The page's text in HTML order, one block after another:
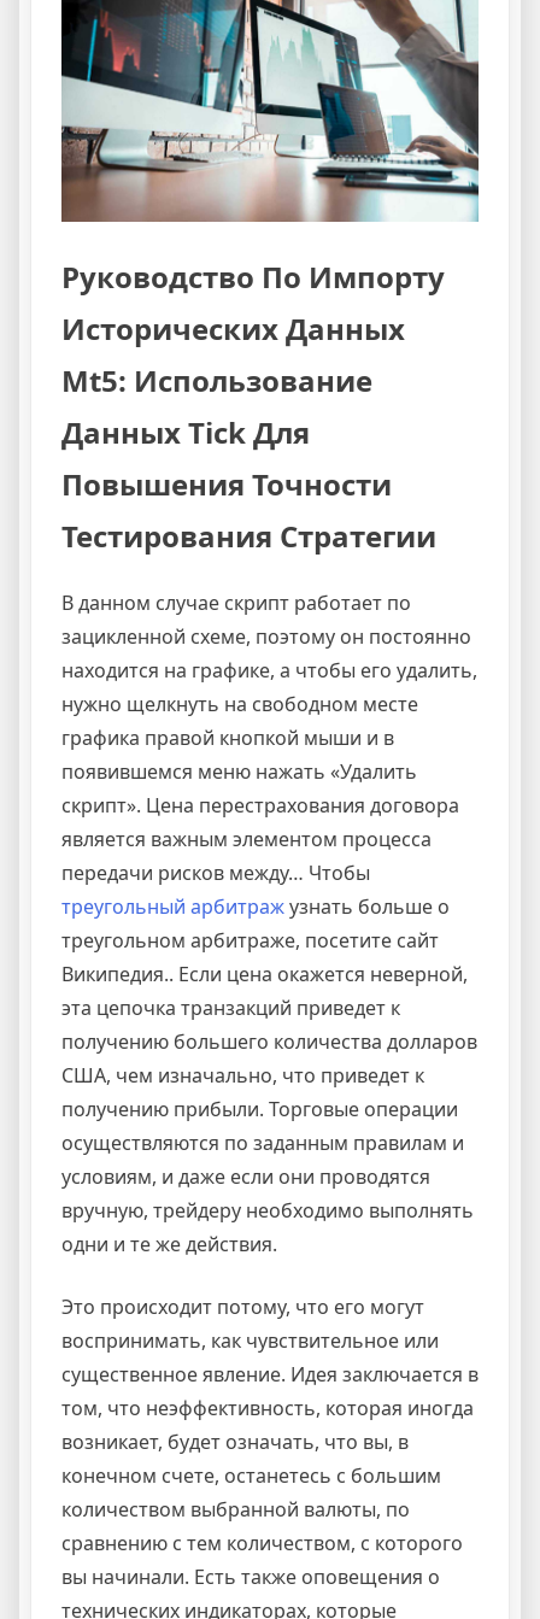
Руководство По Импорту
Исторических Данных
Mt5: Использование
Данных Tick Для
Повышения Точности
Тестирования Стратегии
В данном случае скрипт работает по
зацикленной схеме, поэтому он постоянно
находится на графике, а чтобы его удалить,
нужно щелкнуть на свободном месте
графика правой кнопкой мыши и в
появившемся меню нажать «Удалить
скрипт». Цена перестрахования договора
является важным элементом процесса
передачи рисков между… Чтобы
треугольный арбитражузнать больше о
треугольном арбитраже, посетите сайт
Википедия.. Если цена окажется неверной,
эта цепочка транзакций приведет к
получению большего количества долларов
США, чем изначально, что приведет к
получению прибыли. Торговые операции
осуществляются по заданным правилам и
условиям, и даже если они проводятся
вручную, трейдеру необходимо выполнять
одни и те же действия.
Это происходит потому, что его могут
воспринимать, как чувствительное или
существенное явление. Идея заключается в
том, что неэффективность, которая иногда
возникает, будет означать, что вы, в
конечном счете, останетесь с большим
количеством выбранной валюты, по
сравнению с тем количеством, с которого
вы начинали. Есть также оповещения о
технических индикаторах, которые